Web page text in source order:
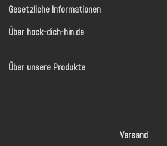
Gesetzliche Informationen
Über hock-dich-hin.de
Über unsere Produkte
Versand